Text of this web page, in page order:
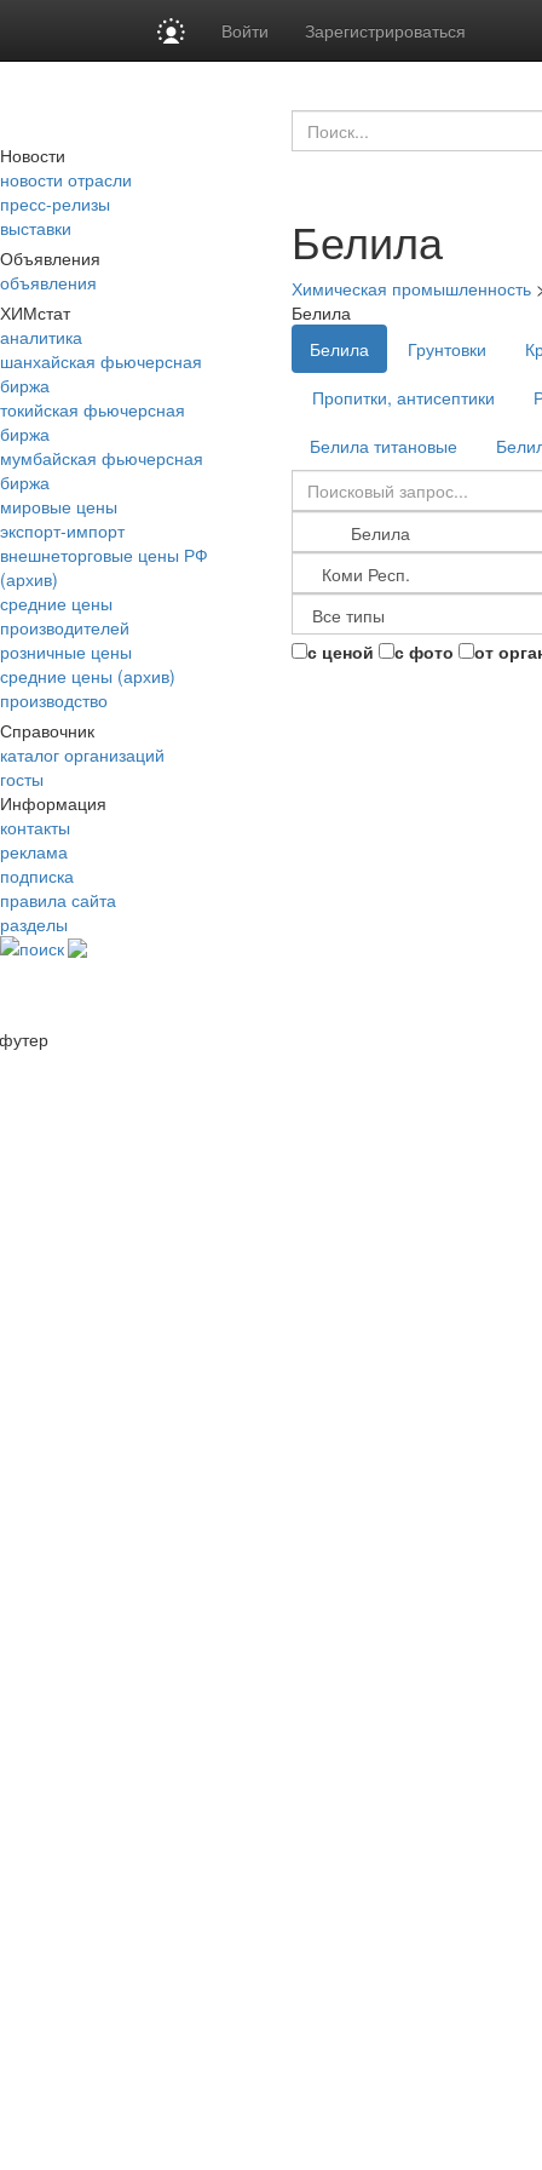
Войти Зарегистрироваться
Новости
новости отрасли
пресс-релизы
выставки
Объявления
объявления
ХИМстат
аналитика
шанхайская фьючерсная
биржа
токийская фьючерсная
биржа
мумбайская фьючерсная
биржа
мировые цены
экспорт-импорт
внешнеторговые цены РФ
(архив)
средние цены
производителей
розничные цены
средние цены (архив)
производство
Справочник
каталог организаций
госты
Информация
контакты
реклама
подписка
правила сайта
разделы
поиск
Белила
Химическая промышленность
Белила
Белила
Грунтовки
Пропитки, антисептики
Белила титановые
с ценой с фото от
футер